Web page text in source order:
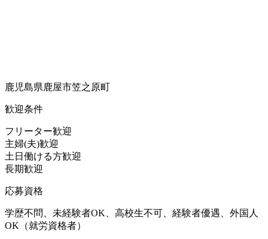
鹿児島県鹿屋市笠之原町
歓迎条件
フリーター歓迎
主婦(夫)歓迎
土日働ける方歓迎
長期歓迎
応募資格
学歴不問、未経験者OK、高校生不可、経験者優遇、外国人
OK（就労資格者）